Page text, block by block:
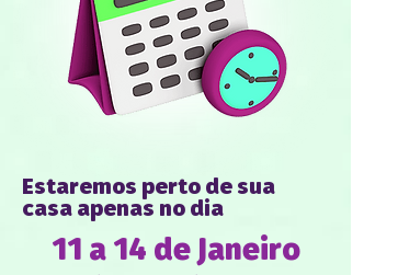
Estaremos perto de sua
casa apenas no dia
11 a 14 de Janeiro